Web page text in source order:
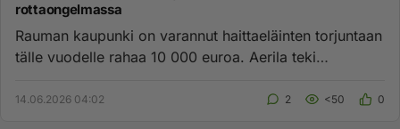
rottaongelmassa
Rauman kaupunki on varannut haittaeläinten torjuntaan
tälle vuodelle rahaa 10 000 euroa. Aerila teki
14.06.2026 04:02 2 <50 0